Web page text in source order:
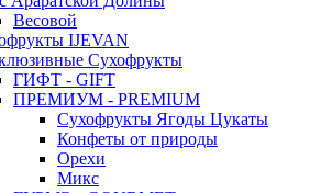
Весовой
IJEVAN
Сухофрукты
ГИФТ - GIFT
ПРЕМИУМ - PREMIUM
Сухофрукты Ягоды Цукаты
Конфеты от природы
Орехи
Микс